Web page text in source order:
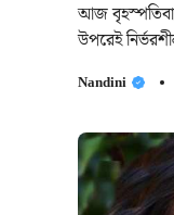
আজ
উপরেই
Nandini